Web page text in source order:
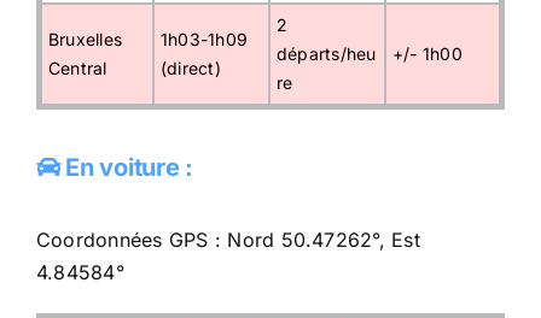
Bruxelles
Central
1h03-1h09
(direct)
2
départs/heu
re
+/- 1h00
En voiture :
Coordonnées GPS : Nord 50.47262°, Est
4.84584°